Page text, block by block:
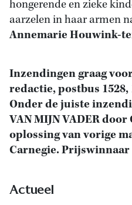
hongerende en zieke
aarzelen in haar armen
Annemarie Houwink-
Inzendingen graag
redactie, postbus
Onder de juiste
VAN MIJN VADER
oplossing van vorige
Carnegie. Prijswinnaar
Actueel